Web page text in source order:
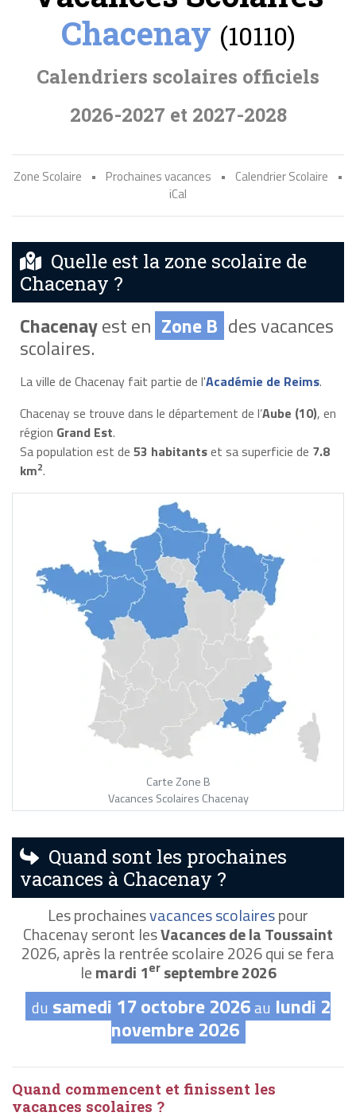
Chacenay (10110)
Calendriers scolaires officiels
2026-2027 et 2027-2028
Zone Scolaire • Prochaines vacances • Calendrier Scolaire
•
iCal
Quelle est la zone scolaire de
Chacenay ?
Chacenayest en Zone B des vacances
scolaires.
La ville de Chacenay fait partie de l'Académie de Reims.
Chacenay se trouve dans le département de l’Aube (10), en
région Grand Est.
Sa population est de 53 habitantset sa superficie de 7.8
km2.
Carte Zone B
Vacances Scolaires Chacenay
Quand sont les prochaines
vacances à Chacenay ?
Les prochainesvacances scolairespour
Chacenay seront lesVacances de la Toussaint
2026, après la rentrée scolaire 2026 qui se fera
lemardi 1erseptembre 2026
du samedi 17 octobre 2026au lundi 2
novembre 2026
Quand commencent et finissent les
vacances scolaires ?